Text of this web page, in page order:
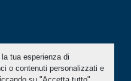
tua esperienza di
o contenuti personalizzati e